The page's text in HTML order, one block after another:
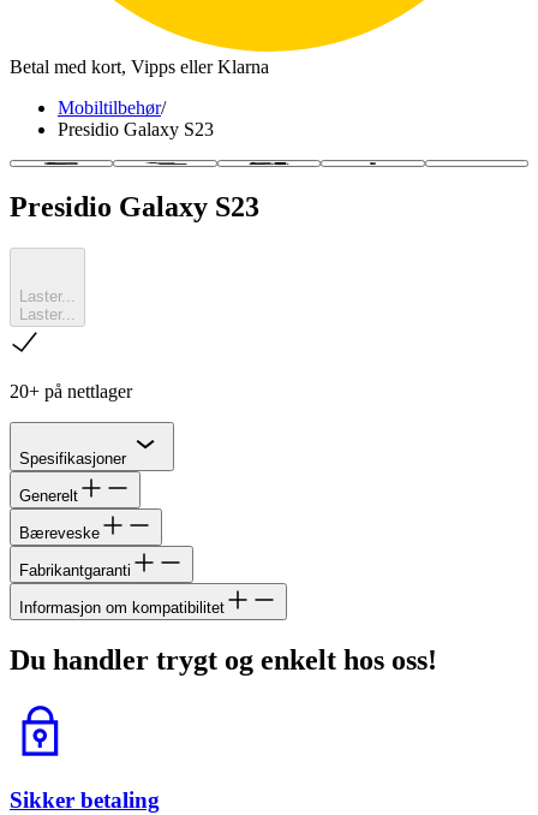
Betal med kort, Vipps eller Klarna
Mobiltilbehør/
Presidio Galaxy S23
Presidio Galaxy S23
Laster...
Laster...
20+ på nettlager
Spesifikasjoner
Generelt
Bæreveske
Fabrikantgaranti
Informasjon om kompatibilitet
Du handler trygt og enkelt hos oss!
Sikker betaling